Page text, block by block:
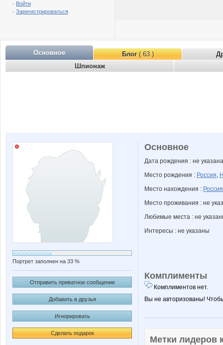
- Войти
- Зарегистрироваться
Основное Блог( 63 )
Шпионаж
Портрет заполнен на 33 %
Отправить приватное сообщение
Добавить в друзья
Игнорировать
Сделать подарок
Основное
Дата рождения : не указана
Место рождения : Россия,
Место нахождения : Россия
Место проживания : не
Любимые места : не
Интересы : не указаны
Комплименты
Комплиментов нет.
Вы не авторизованы!
Метки